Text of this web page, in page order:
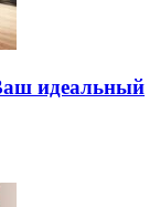
идеальный